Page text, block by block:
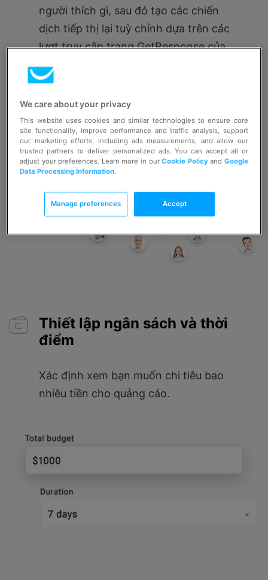
người thích gì, sau đó tạo các chiến
dịch tiếp thị lại tuỳ chỉnh dựa trên các
lượt truy cập trang GetResponse của
bạn.
Thiết lập ngân sách và thời
điểm
Xác định xem bạn muốn chi tiêu bao
nhiêu tiền cho quảng cáo.
We care about your privacy
This website uses cookies and similar technologies to ensure core
site functionality, improve performance and traffic analysis, support
our marketing efforts, including ads measurements, and allow our
trusted partners to deliver personalized ads. You can accept all or
adjust your preferences. Learn more in ourCookie Policyand Google
Data Processing Information.
Manage preferences Accept